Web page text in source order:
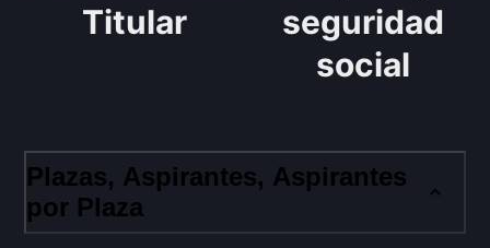
Titular
seguridad
social
Plazas, Aspirantes, Aspirantes
por Plaza